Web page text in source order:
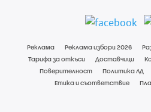
Реклама Реклама избори 2026
Тарифа за откъси
Доставчици
Поверителност
Политика ЛД
Етика и съответствие